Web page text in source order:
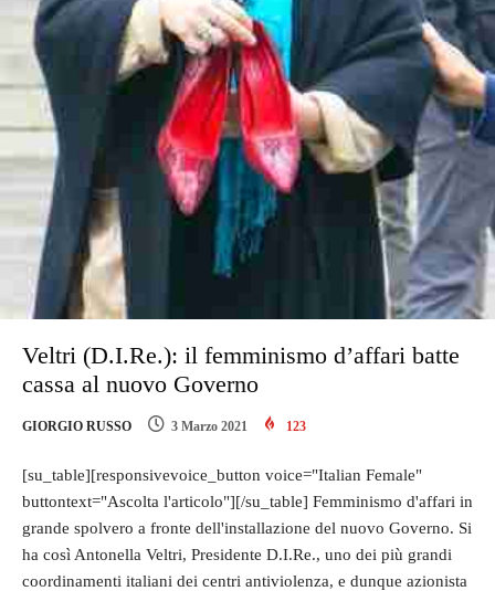
Veltri (D.I.Re.): il femminismo d’affari batte
cassa al nuovo Governo
GIORGIO RUSSO 3 Marzo 2021 123
[su_table][responsivevoice_button voice="Italian Female"
buttontext="Ascolta l'articolo"][/su_table] Femminismo d'affari in
grande spolvero a fronte dell'installazione del nuovo Governo. Si
ha così Antonella Veltri, Presidente D.I.Re., uno dei più grandi
coordinamenti italiani dei centri antiviolenza, e dunque azionista